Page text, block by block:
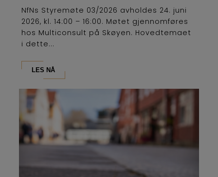
NfNs Styremøte 03/2026 avholdes 24. juni
2026, kl. 14:00 – 16:00. Møtet gjennomføres
hos Multiconsult på Skøyen. Hovedtemaet
i dette...
LES NÅ